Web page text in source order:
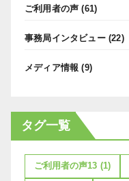
ご利用者の声 (61)
事務局インタビュー(22)
メディア情報 (9)
タグ一覧
ご利用者の声13 (1)